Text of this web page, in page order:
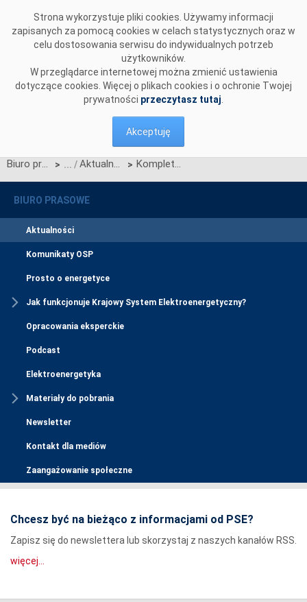
Strona wykorzystuje pliki cookies. Używamy informacji
zapisanych za pomocą cookies w celach statystycznych oraz w
celu dostosowania serwisu do indywidualnych potrzeb
użytkowników.
W przeglądarce internetowej można zmienić ustawienia
dotyczące cookies. Więcej o plikach cookies i o ochronie Twojej
prywatności przeczytasz tutaj
Akceptuję
Biuro prasowe > Aktualności > Komplet materiałów ze spotkania 25.09.2024 r. dotyczącego usługi Interwencyjnego Zwiększenia Poboru Mocy.
BIURO PRASOWE
Aktualności
Komunikaty OSP
Prosto o energetyce
Jak funkcjonuje Krajowy System Elektroenergetyczny?
Opracowania eksperckie
Podcast
Elektroenergetyka
Materiały do pobrania
Newsletter
Kontakt dla mediów
Zaangażowanie społeczne
Chcesz być na bieżąco z informacjami od PSE?
Zapisz się do newslettera lub skorzystaj z naszych kanałów RSS.
więcej...